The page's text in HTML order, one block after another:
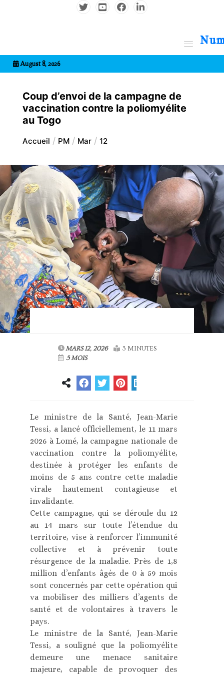
August 8, 2026
Coup d’envoi de la campagne de
vaccination contre la poliomyélite
au Togo
Accueil PM Mar 12
MARS 12, 2026
3 MINUTES
5 MOIS
Le ministre de la Santé, Jean-Marie
Tessi, a lancé officiellement, le 11 mars
2026 à Lomé, la campagne nationale de
vaccination contre la poliomyélite,
destinée à protéger les enfants de
moins de 5 ans contre cette maladie
virale hautement contagieuse et
invalidante.
Cette campagne, qui se déroule du 12
au 14 mars sur toute l’étendue du
territoire, vise à renforcer l’immunité
collective et à prévenir toute
résurgence de la maladie. Près de 1,8
million d’enfants âgés de 0 à 59 mois
sont concernés par cette opération qui
va mobiliser des milliers d’agents de
santé et de volontaires à travers le
pays.
Le ministre de la Santé, Jean-Marie
Tessi, a souligné que la poliomyélite
demeure une menace sanitaire
majeure, capable de provoquer des